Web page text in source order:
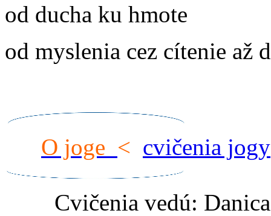
od ducha ku hmote
od myslenia cez cítenie až
O joge < cvičenia jogy
Cvičenia vedú: